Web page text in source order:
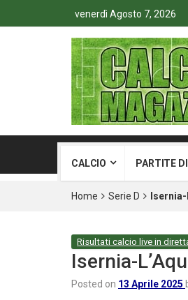
venerdì Agosto 7, 2026
CALCIO PARTITE DI
Home Serie D
Risultati calcio live in
Isernia-
Posted on 13 Aprile 2025